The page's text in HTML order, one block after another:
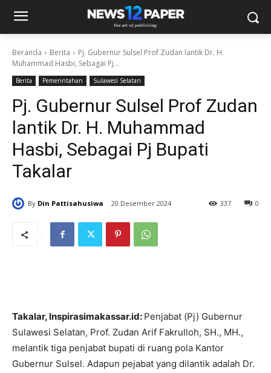
Beranda Berita
Pj. Gubernur Sulsel Prof Zudan lantik Dr. H.
Muhammad Hasbi, Sebagai Pj...
Berita Pemerintahan Sulawesi Selatan
Pj. Gubernur Sulsel Prof Zudan
lantik Dr. H. Muhammad
Hasbi, Sebagai Pj Bupati
Takalar
By Din Pattisahusiwa 20 Desember 2024 0
337
Takalar, Inspirasimakassar.id: Penjabat (Pj) Gubernur
Sulawesi Selatan, Prof. Zudan Arif Fakrulloh, SH., MH.,
melantik tiga penjabat bupati di ruang pola Kantor
Gubernur Sulsel. Adapun pejabat yang dilantik adalah Dr.